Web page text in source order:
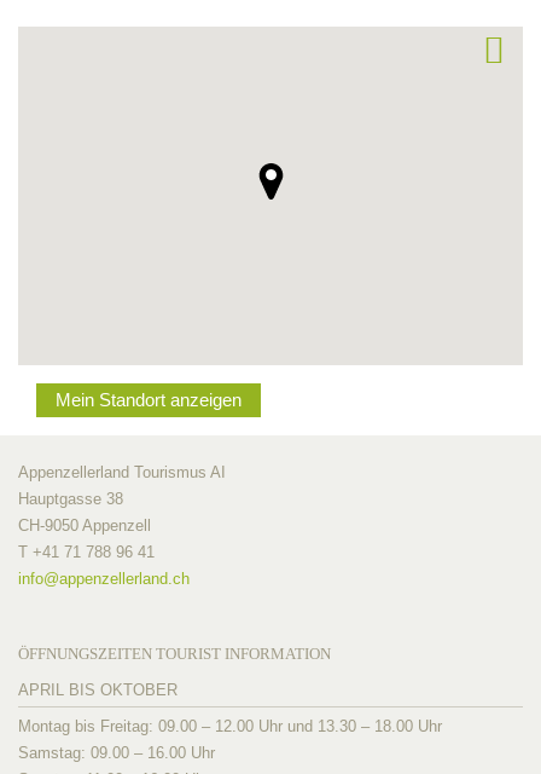
Mein Standort anzeigen
Appenzellerland Tourismus AI
Hauptgasse 38
CH-9050 Appenzell
T +41 71 788 96 41
info@appenzellerland.ch
ÖFFNUNGSZEITEN TOURIST INFORMATION
APRIL BIS OKTOBER
Montag bis Freitag: 09.00 – 12.00 Uhr und 13.30 – 18.00 Uhr
Samstag: 09.00 – 16.00 Uhr